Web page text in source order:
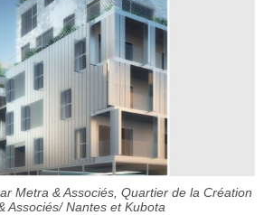
Metra & Associés, Quartier de la Création
Associés/ Nantes et Kubota